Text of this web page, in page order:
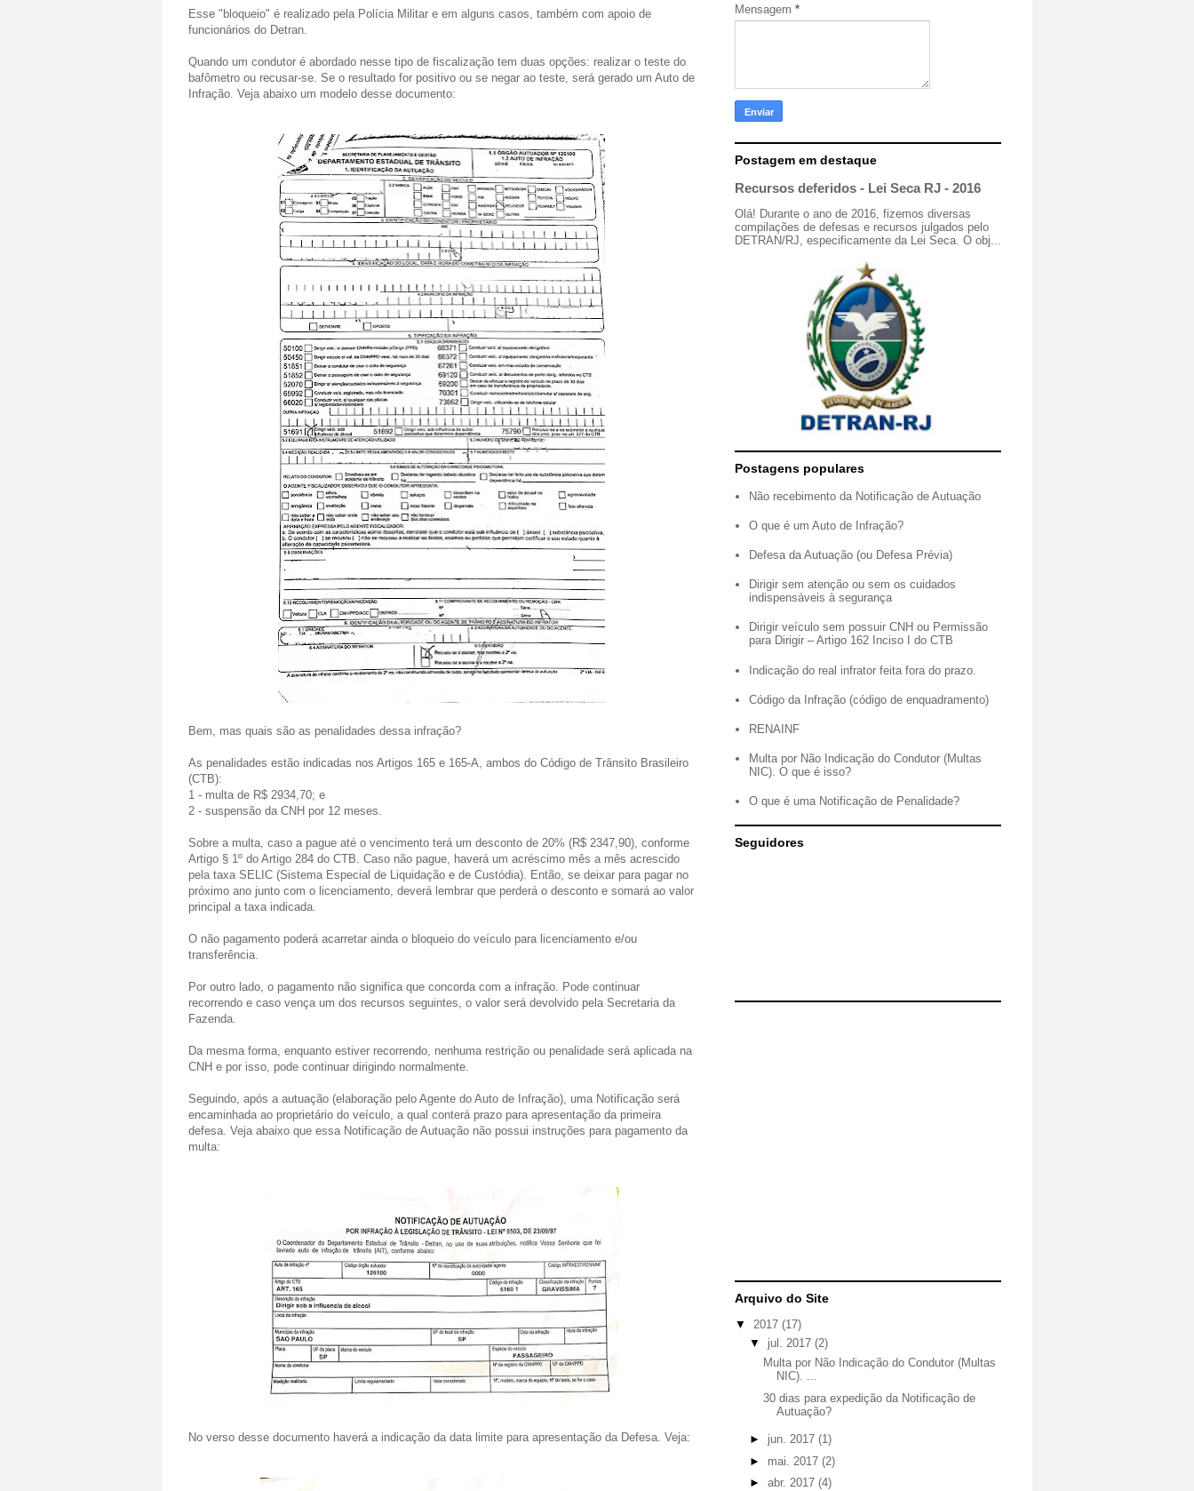
Esse "bloqueio" é realizado pela Polícia Militar e em alguns casos, também com apoio de
funcionários do Detran.
Quando um condutor é abordado nesse tipo de fiscalização tem duas opções: realizar o teste do
bafômetro ou recusar-se. Se o resultado for positivo ou se negar ao teste, será gerado um Auto de
Infração. Veja abaixo um modelo desse documento:
Bem, mas quais são as penalidades dessa infração?
As penalidades estão indicadas nos Artigos 165 e 165-A, ambos do Código de Trânsito Brasileiro
(CTB):
1 - multa de R$ 2934,70; e
2 - suspensão da CNH por 12 meses.
Sobre a multa, caso a pague até o vencimento terá um desconto de 20% (R$ 2347,90), conforme
Artigo § 1º do Artigo 284 do CTB. Caso não pague, haverá um acréscimo mês a mês acrescido
pela taxa SELIC (Sistema Especial de Liquidação e de Custódia). Então, se deixar para pagar no
próximo ano junto com o licenciamento, deverá lembrar que perderá o desconto e somará ao valor
principal a taxa indicada.
O não pagamento poderá acarretar ainda o bloqueio do veículo para licenciamento e/ou
transferência.
Por outro lado, o pagamento não significa que concorda com a infração. Pode continuar
recorrendo e caso vença um dos recursos seguintes, o valor será devolvido pela Secretaria da
Fazenda.
Da mesma forma, enquanto estiver recorrendo, nenhuma restrição ou penalidade será aplicada na
CNH e por isso, pode continuar dirigindo normalmente.
Seguindo, após a autuação (elaboração pelo Agente do Auto de Infração), uma Notificação será
encaminhada ao proprietário do veículo, a qual conterá prazo para apresentação da primeira
defesa. Veja abaixo que essa Notificação de Autuação não possui instruções para pagamento da
multa:
No verso desse documento haverá a indicação da data limite para apresentação da Defesa. Veja:
Mensagem *
Postagem em destaque
Recursos deferidos - Lei Seca RJ - 2016
Olá! Durante o ano de 2016, fizemos diversas
compilações de defesas e recursos julgados pelo
DETRAN/RJ, especificamente da Lei Seca. O obj...
Postagens populares
Não recebimento da Notificação de Autuação
O que é um Auto de Infração?
Defesa da Autuação (ou Defesa Prévia)
Dirigir sem atenção ou sem os cuidados
indispensáveis à segurança
Dirigir veículo sem possuir CNH ou Permissão
para Dirigir – Artigo 162 Inciso I do CTB
Indicação do real infrator feita fora do prazo.
Código da Infração (código de enquadramento)
RENAINF
Multa por Não Indicação do Condutor (Multas
NIC). O que é isso?
O que é uma Notificação de Penalidade?
Seguidores
Arquivo do Site
▼ 2017 (17)
▼ jul. 2017 (2)
Multa por Não Indicação do Condutor (Multas
NIC). ...
30 dias para expedição da Notificação de
Autuação?
► jun. 2017 (1)
► mai. 2017 (2)
► abr. 2017 (4)